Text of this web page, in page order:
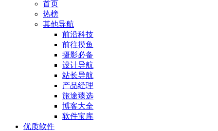
首页
热榜
其他导航
前沿科技
前往摸鱼
摄影必备
设计导航
站长导航
产品经理
旅途臻选
博客大全
软件宝库
优质软件